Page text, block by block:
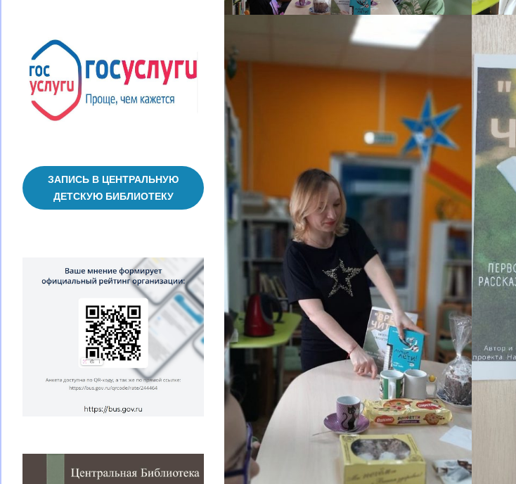
ЗАПИСЬ В ЦЕНТРАЛЬНУЮ
ДЕТСКУЮ БИБЛИОТЕКУ